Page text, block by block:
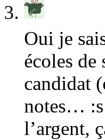
Oui je
écoles de
candidat
notes… :s
l’argent,